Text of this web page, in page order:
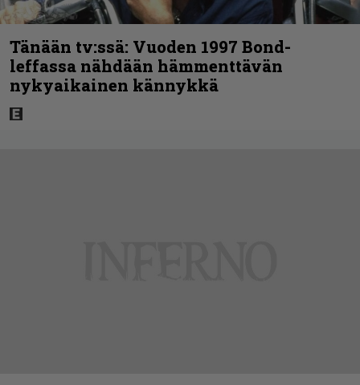
Tänään tv:ssä: Vuoden 1997 Bond-
leffassa nähdään hämmenttävän
nykyaikainen kännykkä